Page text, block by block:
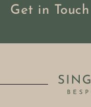
Get in Touch